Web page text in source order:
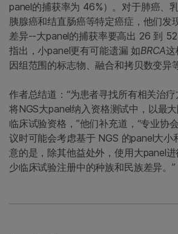
panel的捕获率为 46%）。对于肺癌、
胰腺癌和结直肠癌等特定癌症，他们发
差异--大panel的捕获率要高出 26 到
指出，小panel更有可能遗漏 如BRCA这
因组范围的标志物、融合和拷贝数变异
作者总结道：“为患者寻找所有相关治
将NGS大panel纳入资格测试中，以最
临床试验资格，”他们补充道，“专业协
议时可能会考虑基于 NGS 的panel大小
意的是，除其他益处外，使用大panel
少临床试验注册中的种族和民族差异。”